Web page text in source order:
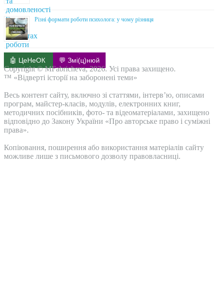
Різні формати роботи психолога: у чому різниця
🤖 ЦеНеОК 💬 Змі(ц)нюй
Copyright © MFabricheva, 2026. Усі права захищено.
™ «Відверті історії на заборонені теми»
Весь контент сайту, включно зі статтями, інтерв’ю, описами
програм, майстер-класів, модулів, електронних книг,
методичних посібників, фото- та відеоматеріалами, захищено
відповідно до Закону України «Про авторське право і суміжні
права».
Копіювання, поширення або використання матеріалів сайту
можливе лише з письмового дозволу правовласниці.